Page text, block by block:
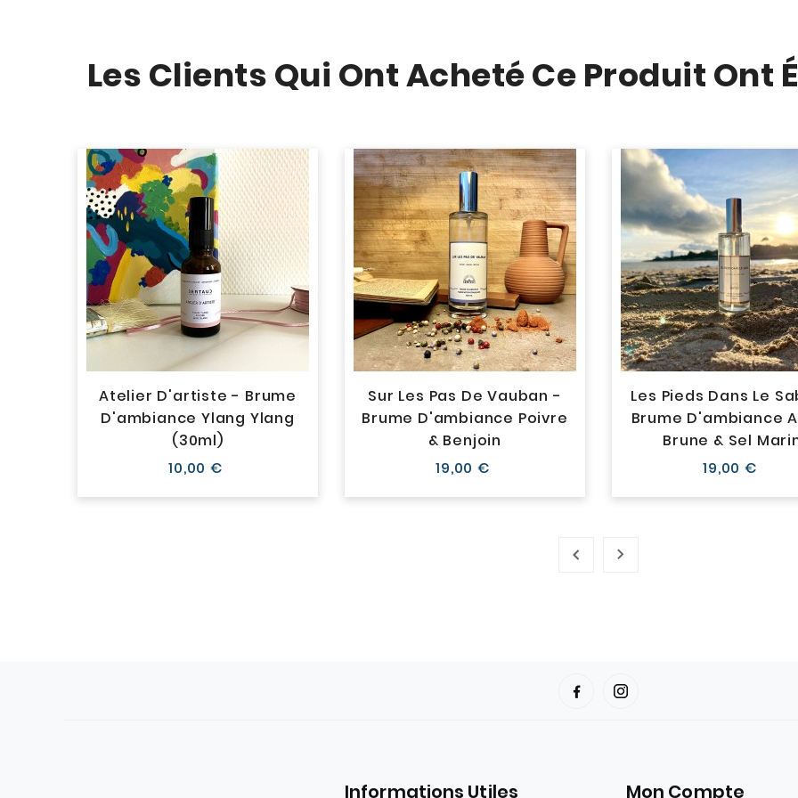
Les Clients Qui Ont Acheté Ce Produit Ont
Atelier D'artiste - Brume
D'ambiance Ylang Ylang
(30ml)
10,00 €
Sur Les Pas De Vauban -
Brume D'ambiance Poivre
& Benjoin
19,00 €
Les Pieds Dans Le
Brume D'ambiance
Brune & Sel
19,00 €
Informations Utiles Mon Compte